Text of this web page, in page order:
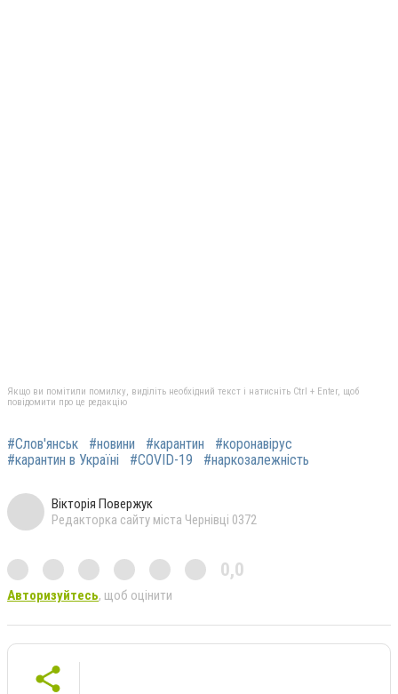
Якщо ви помітили помилку, виділіть необхідний текст і натисніть Ctrl + Enter, щоб
повідомити про це редакцію
#Слов'янськ #новини #карантин
#коронавірус
#карантин в Україні
#COVID-19 #наркозалежність
Вікторія Повержук
Редакторка сайту міста Чернівці 0372
0,0
Авторизуйтесь, щоб оцінити